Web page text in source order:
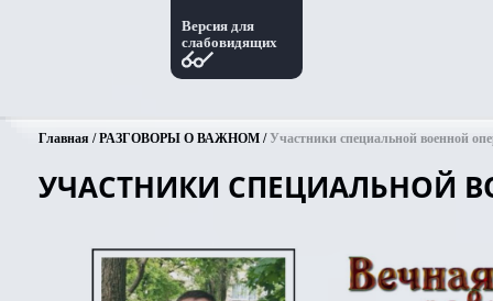
Версия для
слабовидящих
Главная РАЗГОВОРЫ О ВАЖНОМ Участники специальной военной
УЧАСТНИКИ СПЕЦИАЛЬНОЙ